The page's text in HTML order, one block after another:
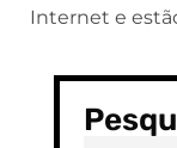
Internet e